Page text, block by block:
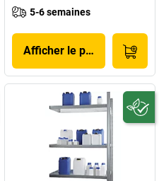
5-6 semaines
Afficher le produit